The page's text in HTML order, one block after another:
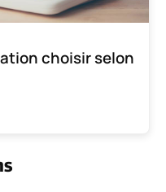
choisir selon